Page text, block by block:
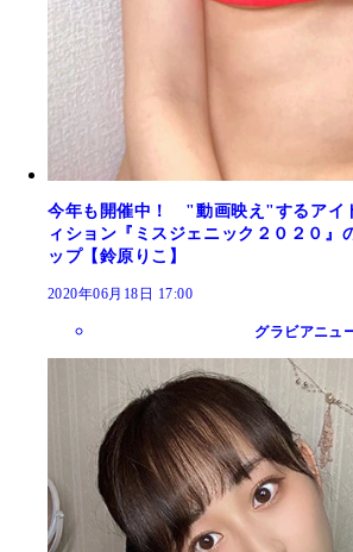
今年も開催中！ "動画映え"するアイ
ィション『ミスジェニック２０２０』
ップ【鈴原りこ】
2020年06月18日 17:00
グラビアニュ